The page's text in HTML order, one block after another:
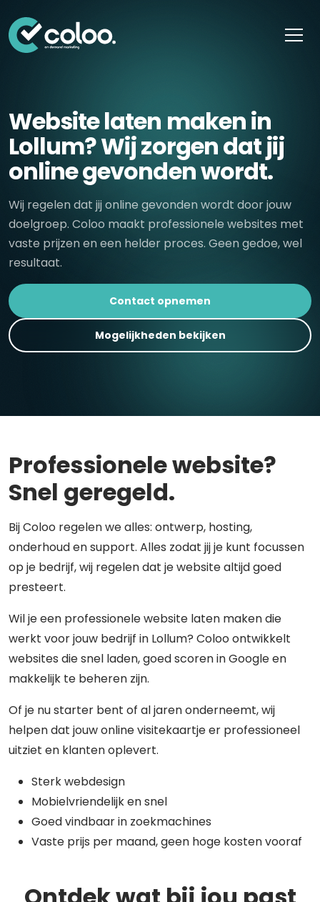
Website laten maken in
Lollum? Wij zorgen dat jij
online gevonden wordt.
Wij regelen dat jij online gevonden wordt door jouw
doelgroep. Coloo maakt professionele websites met
vaste prijzen en een helder proces. Geen gedoe, wel
resultaat.
Contact opnemen
Mogelijkheden bekijken
Professionele website?
Snel geregeld.
Bij Coloo regelen we alles: ontwerp, hosting,
onderhoud en support. Alles zodat jij je kunt focussen
op je bedrijf, wij regelen dat je website altijd goed
presteert.
Wil je een professionele website laten maken die
werkt voor jouw bedrijf in Lollum? Coloo ontwikkelt
websites die snel laden, goed scoren in Google en
makkelijk te beheren zijn.
Of je nu starter bent of al jaren onderneemt, wij
helpen dat jouw online visitekaartje er professioneel
uitziet en klanten oplevert.
Sterk webdesign
Mobielvriendelijk en snel
Goed vindbaar in zoekmachines
Vaste prijs per maand, geen hoge kosten vooraf